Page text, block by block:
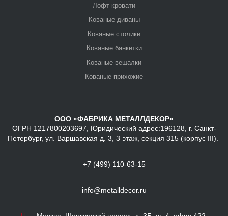
Лофт кровати
Кованые диваны
Кованые столики
Кованые банкетки
Кованые вешалки
Кованые прихожие
ООО «ФАБРИКА МЕТАЛЛДЕКОР»
ОГРН 1217800203697, Юридический адрес:196128, г. Санкт-
Петербург, ул. Варшавская д. 3, 3 этаж, секция 315 (корпус III).
+7 (499) 110-63-15
info@metalldecor.ru